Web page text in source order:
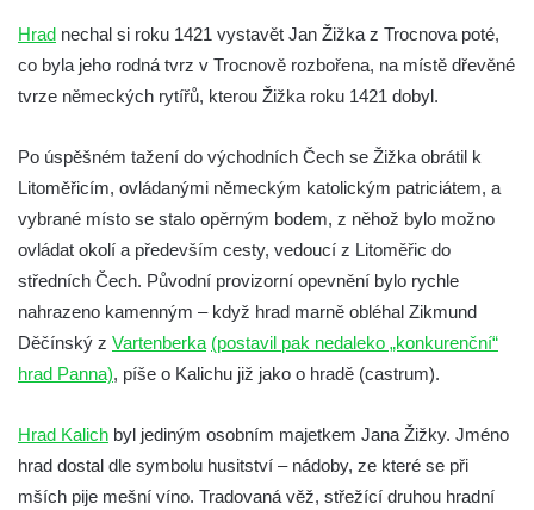
Tvrz Brozany nad Ohří
Tvrz Měrunice
Tvrz Libčeves
Tvrz Tlustec (Velký Valtinov)
Hrad Litýš
Hrad Levín (u Úštěku)
Hrad Bezděz
Hrad Jezdec
Hrad u Hvězdy
Hrad nechal si roku 1421 vystavět Jan Žižka z Trocnova poté,
co byla jeho rodná tvrz v Trocnově rozbořena, na místě dřevěné
tvrze německých rytířů, kterou Žižka roku 1421 dobyl.
Po úspěšném tažení do východních Čech se Žižka obrátil k
Litoměřicím, ovládanými německým katolickým patriciátem, a
vybrané místo se stalo opěrným bodem, z něhož bylo možno
ovládat okolí a především cesty, vedoucí z Litoměřic do
středních Čech. Původní provizorní opevnění bylo rychle
nahrazeno kamenným – když hrad marně obléhal Zikmund
Děčínský z Vartenberka (postavil pak nedaleko „konkurenční“
hrad Panna), píše o Kalichu již jako o hradě (castrum).
Hrad Kalich byl jediným osobním majetkem Jana Žižky. Jméno
hrad dostal dle symbolu husitství – nádoby, ze které se při
mších pije mešní víno. Tradovaná věž, střežící druhou hradní